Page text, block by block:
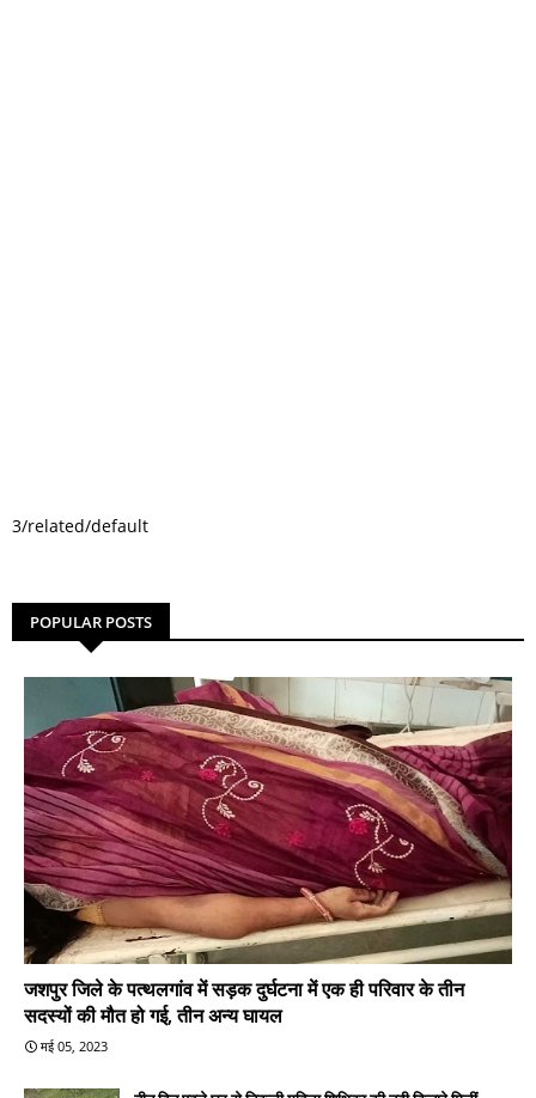
3/related/default
POPULAR POSTS
जशपुर जिले के पत्थलगांव में सड़क दुर्घटना में एक ही परिवार के तीन
सदस्यों की मौत हो गई, तीन अन्य घायल
मई 05, 2023